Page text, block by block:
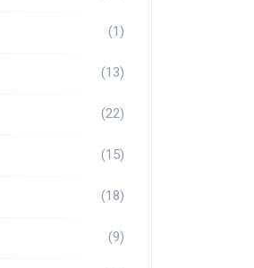
(1)
(13)
(22)
(15)
(18)
(9)